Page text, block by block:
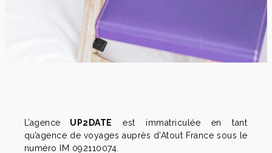
L’agence UP2DATE
est immatriculée en tant
qu’agence de voyages auprès d’Atout France sous le
numéro IM 092110074.